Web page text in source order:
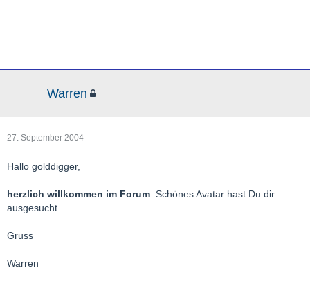
Warren
27. September 2004
Hallo golddigger,
herzlich willkommen im Forum . Schönes Avatar hast Du dir
ausgesucht.
Gruss
Warren